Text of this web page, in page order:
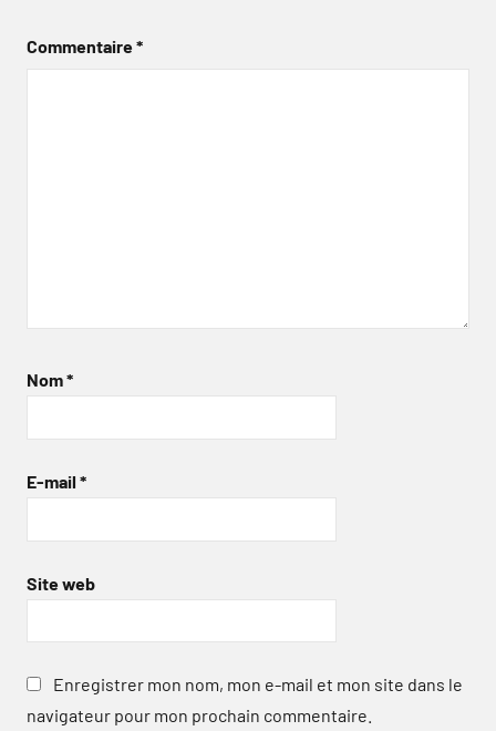
Commentaire*
Nom*
E-mail *
Site web
Enregistrer mon nom, mon e-mail et mon site dans le
navigateur pour mon prochain commentaire.